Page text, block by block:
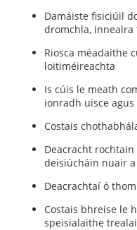
Damáiste fisiciúil
dromchla,
Riosca méadaithe
loitiméireachta
Is cúis le meath
ionradh uisce
Costais
Deacracht
deisiúcháin nuair
Deacrachtaí ó
Costais bhreise le
speisialaithe